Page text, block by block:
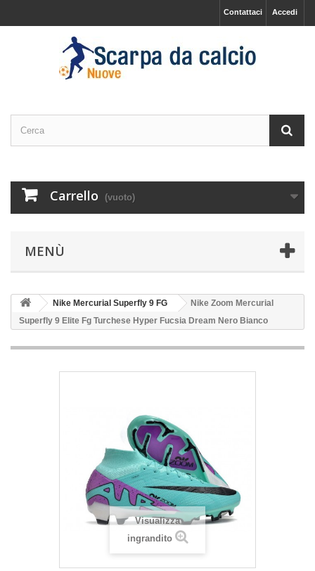
Accedi
Contattaci
Carrello (vuoto)
MENÙ
Nike Mercurial Superfly 9 FG
Nike Zoom Mercurial
Superfly 9 Elite Fg Turchese Hyper Fucsia Dream Nero Bianco
Visualizza
ingrandito